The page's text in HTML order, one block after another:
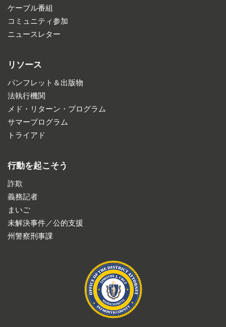
ケーブル番組
コミュニティ参加
ニュースレター
リソース
パンフレット＆出版物
法執行機関
メド・リターン・プログラム
サマープログラム
トライアド
行動を起こそう
詐欺
義務記者
まいご
未解決事件／公的支援
州警察刑事課